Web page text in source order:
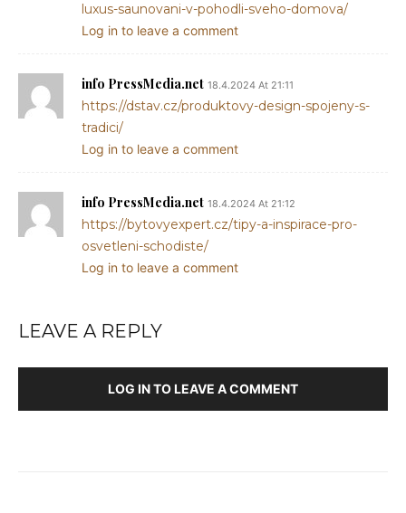
luxus-saunovani-v-pohodli-sveho-domova/
Log in to leave a comment
info PressMedia.net 18.4.2024 At 21:11
https://dstav.cz/produktovy-design-spojeny-s-
tradici/
Log in to leave a comment
info PressMedia.net 18.4.2024 At 21:12
https://bytovyexpert.cz/tipy-a-inspirace-pro-
osvetleni-schodiste/
Log in to leave a comment
LEAVE A REPLY
LOG IN TO LEAVE A COMMENT